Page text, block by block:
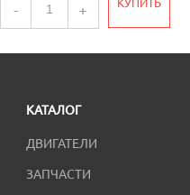
- + КУПИТЬ
КАТАЛОГ
ДВИГАТЕЛИ
ЗАПЧАСТИ